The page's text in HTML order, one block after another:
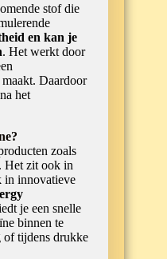
stof die
en kan je
. Het werkt door
Daardoor
het
zoals
Het zit ook in
in innovatieve
je een snelle
binnen te
of tijdens drukke